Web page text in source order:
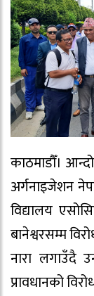
काठमाडौँ।
अर्गनाइजेशन
विद्यालय
बानेश्वरसम्म
नारा लगाउँदै
प्रावधानको